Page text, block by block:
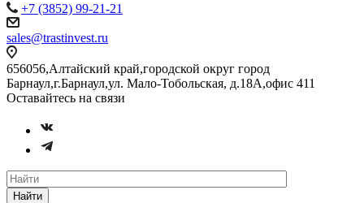
+7 (3852) 99-21-21
sales@trastinvest.ru
656056,Алтайский край,городской округ город
Барнаул,г.Барнаул,ул. Мало-Тобольская, д.18А,офис 411
Оставайтесь на связи
Найти